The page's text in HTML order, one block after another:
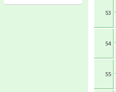
53
54
55